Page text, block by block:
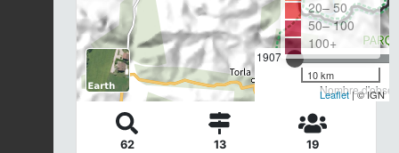
1907
Nombre
20– 50
50– 100
100+
10 km
Leaflet| © IGN
62 13 19